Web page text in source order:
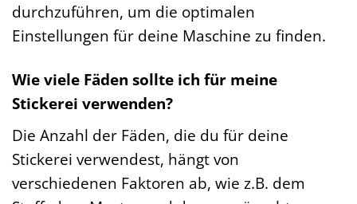
durchzuführen, um die optimalen
Einstellungen für deine Maschine zu finden.
Wie viele Fäden sollte ich für meine
Stickerei verwenden?
Die Anzahl der Fäden, die du für deine
Stickerei verwendest, hängt von
verschiedenen Faktoren ab, wie z.B. dem